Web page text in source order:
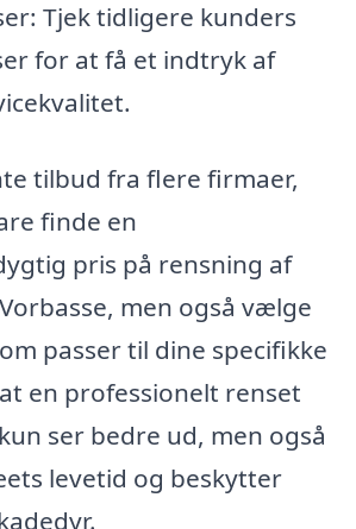
Tjek tidligere kunders
for at få et indtryk af
tilbud fra flere firmaer,
finde en
pris på rensning af
men også vælge
passer til dine specifikke
en professionelt renset
ser bedre ud, men også
levetid og beskytter